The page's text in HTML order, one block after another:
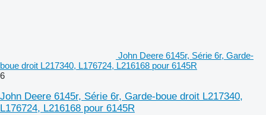
John Deere 6145r, Série 6r, Garde-
boue droit L217340, L176724, L216168 pour 6145R
6
John Deere 6145r, Série 6r, Garde-boue droit L217340,
L176724, L216168 pour 6145R